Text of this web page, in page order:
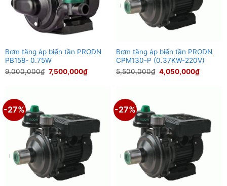
Bơm tăng áp biến tần PRODN
PB158- 0.75W
9,000,000₫ Giá
gốc
7,500,000₫Giá
7,500,000₫.
Bơm tăng áp biến tần PRODN
CPM130-P (0.37KW-220V)
5,500,000₫ Giá
gốc
4,050,000₫Giá
-27% -27%